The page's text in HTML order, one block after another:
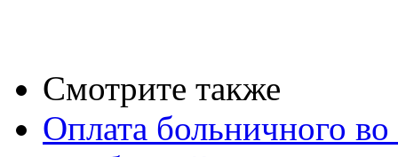
Смотрите также
Оплата больничного